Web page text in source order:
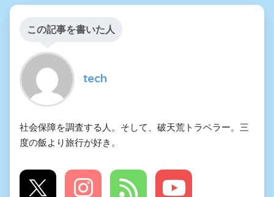
この記事を書いた人
tech
社会保障を調査する人。そして、破天荒トラベラー。三
度の飯より旅行が好き。